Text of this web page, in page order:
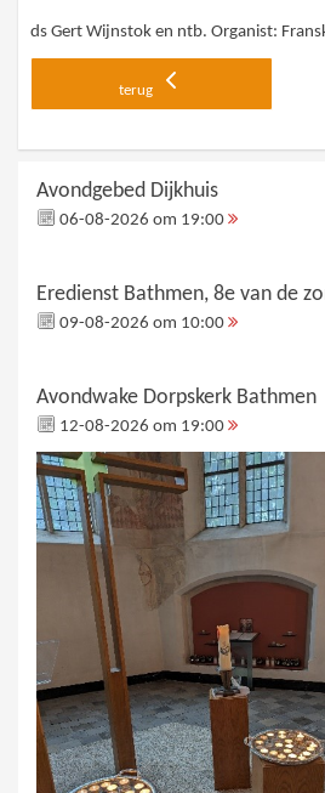
ds Gert Wijnstok en ntb. Organist:
terug
Avondgebed Dijkhuis
06-08-2026 om 19:00
Eredienst Bathmen, 8e van de
09-08-2026 om 10:00
Avondwake Dorpskerk Bathmen
12-08-2026 om 19:00